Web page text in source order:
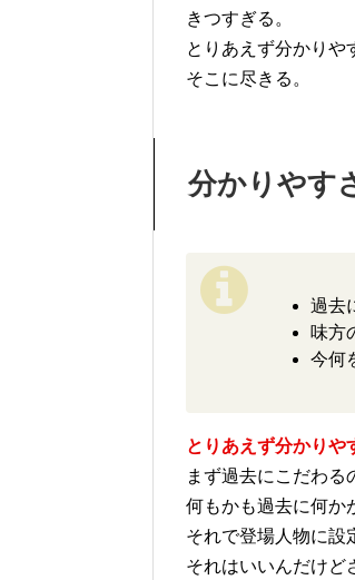
きつすぎる。
とりあえず分かりや
そこに尽きる。
分かりやす
過去
味方
今何
とりあえず分かりや
まず過去にこだわる
何もかも過去に何か
それで登場人物に設
それはいいんだけど